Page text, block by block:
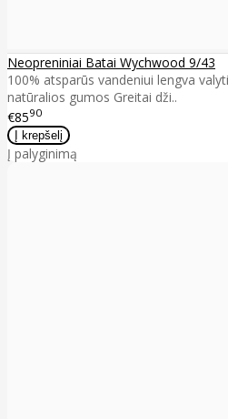
Neopreniniai Batai Wychwood 9/43
100% atsparūs vandeniui lengva
natūralios gumos Greitai dži..
€8590
Į palyginimą